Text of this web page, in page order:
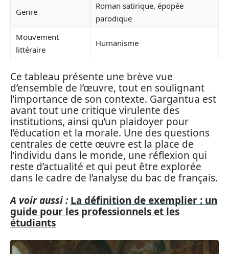
Genre
Roman satirique, épopée
parodique
Mouvement
littéraire
Humanisme
Ce tableau présente une brève vue
d’ensemble de l’œuvre, tout en soulignant
l’importance de son contexte. Gargantua est
avant tout une critique virulente des
institutions, ainsi qu’un plaidoyer pour
l’éducation et la morale. Une des questions
centrales de cette œuvre est la place de
l’individu dans le monde, une réflexion qui
reste d’actualité et qui peut être explorée
dans le cadre de l’analyse du bac de français.
A voir aussi : La définition de exemplier : un
guide pour les professionnels et les
étudiants